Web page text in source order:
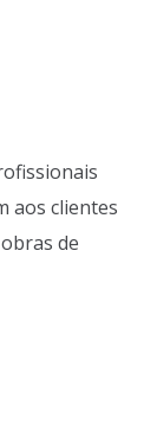
aos clientes
de